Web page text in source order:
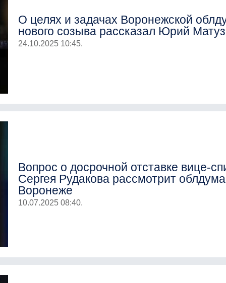
О целях и задачах Воронежской
нового созыва рассказал Юрий
24.10.2025 10:45.
Вопрос о досрочной отставке вице-
Сергея Рудакова рассмотрит
Воронеже
10.07.2025 08:40.